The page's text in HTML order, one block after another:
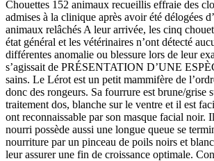
Chouettes 152 animaux recueillis effraie des
admises à la clinique après avoir été délogées
animaux relâchés A leur arrivée, les cinq
état général et les vétérinaires n’ont détecté
différentes anomalie ou blessure lors de leur
s’agissait de PRÉSENTATION D’UNE
sains. Le Lérot est un petit mammifère de
donc des rongeurs. Sa fourrure est brune/grise
traitement dos, blanche sur le ventre et il est
ont reconnaissable par son masque facial noir.
nourri possède aussi une longue queue se
nourriture par un pinceau de poils noirs et
leur assurer une fin de croissance optimale.